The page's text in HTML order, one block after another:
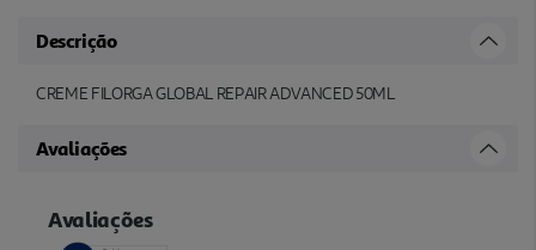
Descrição
CREME FILORGA GLOBAL REPAIR ADVANCED 50ML
Avaliações